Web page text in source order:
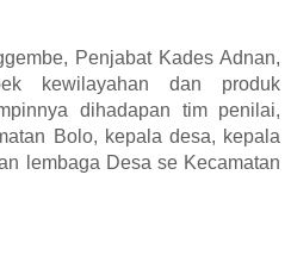
Penjabat Kades Adnan,
kewilayahan dan produk
dihadapan tim penilai,
Bolo, kepala desa, kepala
lembaga Desa se Kecamatan